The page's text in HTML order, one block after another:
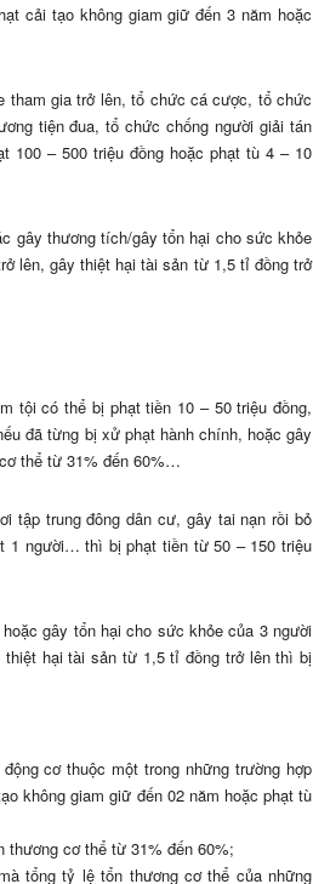
cải tạo không giam giữ đến 3 năm hoặc
tham gia trở lên, tổ chức cá cược, tổ chức
tiện đua, tổ chức chống người giải tán
– 500 triệu đồng hoặc phạt tù 4 – 10
gây thương tích/gây tổn hại cho sức khỏe
lên, gây thiệt hại tài sản từ 1,5 tỉ đồng trở
tội có thể bị phạt tiền 10 – 50 triệu đồng,
đã từng bị xử phạt hành chính, hoặc gây
thể từ 31% đến 60%…
tập trung đông dân cư, gây tai nạn rồi bỏ
1 người… thì bị phạt tiền từ 50 – 150 triệu
gây tổn hại cho sức khỏe của 3 người
hại tài sản từ 1,5 tỉ đồng trở lên thì bị
cơ thuộc một trong những trường hợp
không giam giữ đến 02 năm hoặc phạt tù
cơ thể từ 31% đến 60%;
tổng tỷ lệ tổn thương cơ thể của những